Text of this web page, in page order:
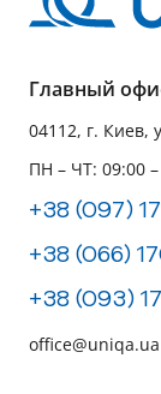
Главный
04112, г. Киев,
ПН – ЧТ: 09:00
+38 (097)
+38 (066)
+38 (093)
office@uniqa.ua